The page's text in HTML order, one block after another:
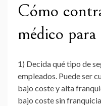
Cómo
médico
1) Decida qué tipo de
empleados. Puede ser
bajo coste y alta
bajo coste sin